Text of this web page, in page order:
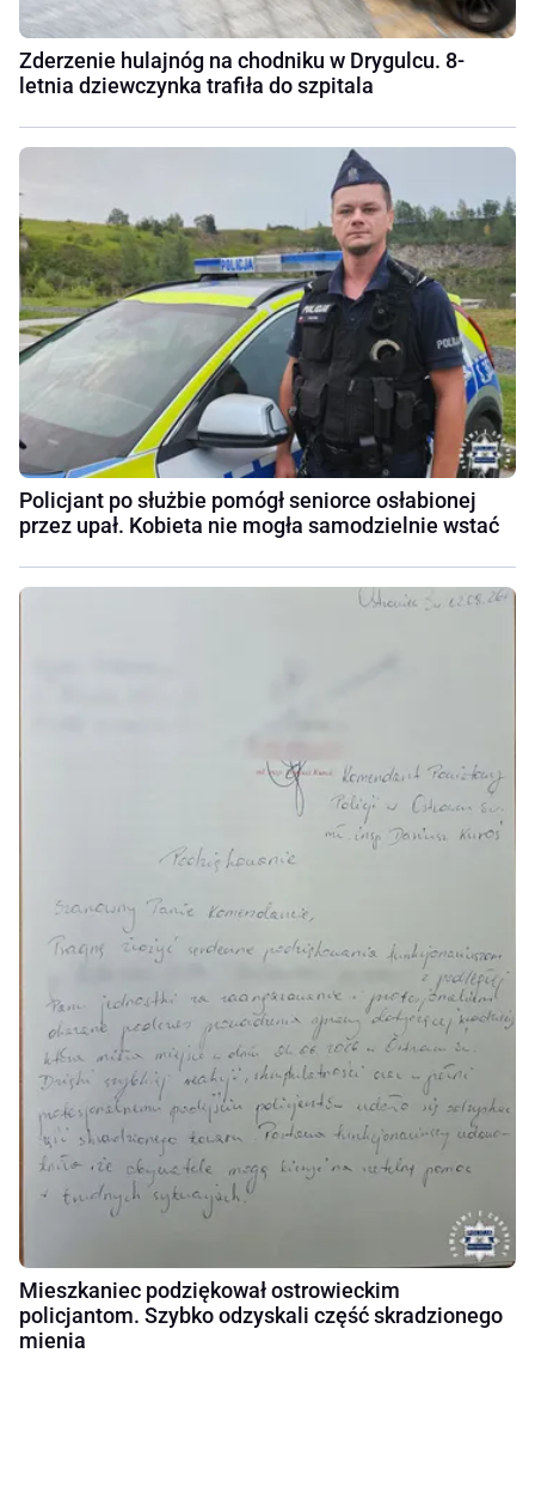
Zderzenie hulajnóg na chodniku w Drygulcu. 8-
letnia dziewczynka trafiła do szpitala
Policjant po służbie pomógł seniorce osłabionej
przez upał. Kobieta nie mogła samodzielnie wstać
Mieszkaniec podziękował ostrowieckim
policjantom. Szybko odzyskali część skradzionego
mienia